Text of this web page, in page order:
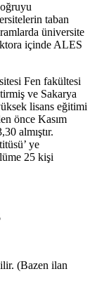
taban
üniversite
içinde ALES
Fen fakültesi
ve Sakarya
lisans eğitimi
önce Kasım
almıştır.
ye
25 kişi
(Bazen ilan